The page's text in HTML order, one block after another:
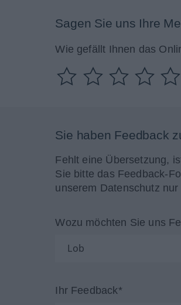
Sagen Sie uns Ihre
Wie gefällt Ihnen das
Sie haben Feedback
Fehlt eine Übersetzung,
Sie bitte das Feedback-
unserem Datenschutz
Wozu möchten Sie uns
Ihr Feedback*